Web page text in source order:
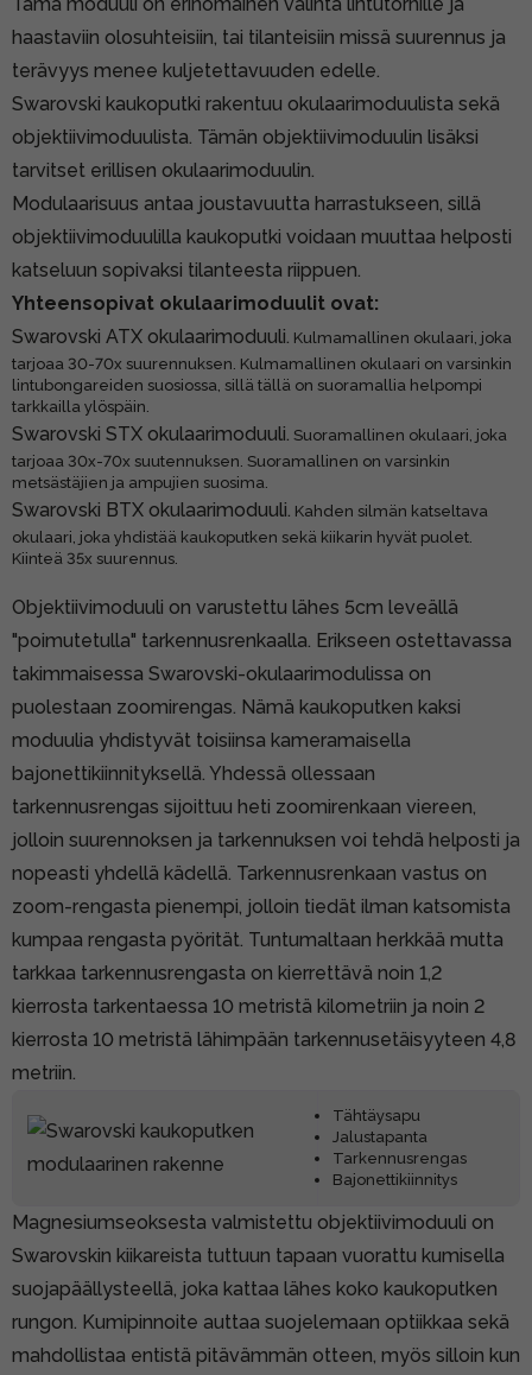
haastaviin olosuhteisiin, tai tilanteisiin missä suurennus ja
terävyys menee kuljetettavuuden edelle.
Swarovski kaukoputki rakentuu okulaarimoduulista sekä
objektiivimoduulista. Tämän objektiivimoduulin lisäksi
tarvitset erillisen okulaarimoduulin.
Modulaarisuus antaa joustavuutta harrastukseen, sillä
objektiivimoduulilla kaukoputki voidaan muuttaa helposti
katseluun sopivaksi tilanteesta riippuen.
Yhteensopivat okulaarimoduulit ovat:
Swarovski ATX okulaarimoduuli. Kulmamallinen okulaari, joka
tarjoaa 30-70x suurennuksen. Kulmamallinen okulaari on varsinkin
lintubongareiden suosiossa, sillä tällä on suoramallia helpompi
tarkkailla ylöspäin.
Swarovski STX okulaarimoduuli. Suoramallinen okulaari, joka
tarjoaa 30x-70x suutennuksen. Suoramallinen on varsinkin
metsästäjien ja ampujien suosima.
Swarovski BTX okulaarimoduuli. Kahden silmän katseltava
okulaari, joka yhdistää kaukoputken sekä kiikarin hyvät puolet.
Kiinteä 35x suurennus.
Objektiivimoduuli on varustettu lähes 5cm leveällä
"poimutetulla" tarkennusrenkaalla. Erikseen ostettavassa
takimmaisessa Swarovski-okulaarimodulissa on
puolestaan zoomirengas. Nämä kaukoputken kaksi
moduulia yhdistyvät toisiinsa kameramaisella
bajonettikiinnityksellä. Yhdessä ollessaan
tarkennusrengas sijoittuu heti zoomirenkaan viereen,
jolloin suurennoksen ja tarkennuksen voi tehdä helposti ja
nopeasti yhdellä kädellä. Tarkennusrenkaan vastus on
zoom-rengasta pienempi, jolloin tiedät ilman katsomista
kumpaa rengasta pyörität. Tuntumaltaan herkkää mutta
tarkkaa tarkennusrengasta on kierrettävä noin 1,2
kierrosta tarkentaessa 10 metristä kilometriin ja noin 2
kierrosta 10 metristä lähimpään tarkennusetäisyyteen 4,8
metriin.
Tähtäysapu
Jalustapanta
Tarkennusrengas
Bajonettikiinnitys
Magnesiumseoksesta valmistettu objektiivimoduuli on
Swarovskin kiikareista tuttuun tapaan vuorattu kumisella
suojapäällysteellä, joka kattaa lähes koko kaukoputken
rungon. Kumipinnoite auttaa suojelemaan optiikkaa sekä
mahdollistaa entistä pitävämmän otteen, myös silloin kun